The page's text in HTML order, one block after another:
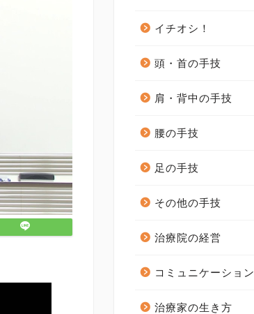
イチオシ！
頭・首の手技
肩・背中の手技
腰の手技
足の手技
その他の手技
治療院の経営
コミュニケーション
治療家の生き方